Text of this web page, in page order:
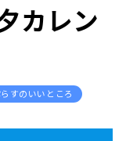
カレン
すのいいところ